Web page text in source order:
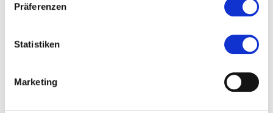
Präferenzen
Statistiken
Marketing